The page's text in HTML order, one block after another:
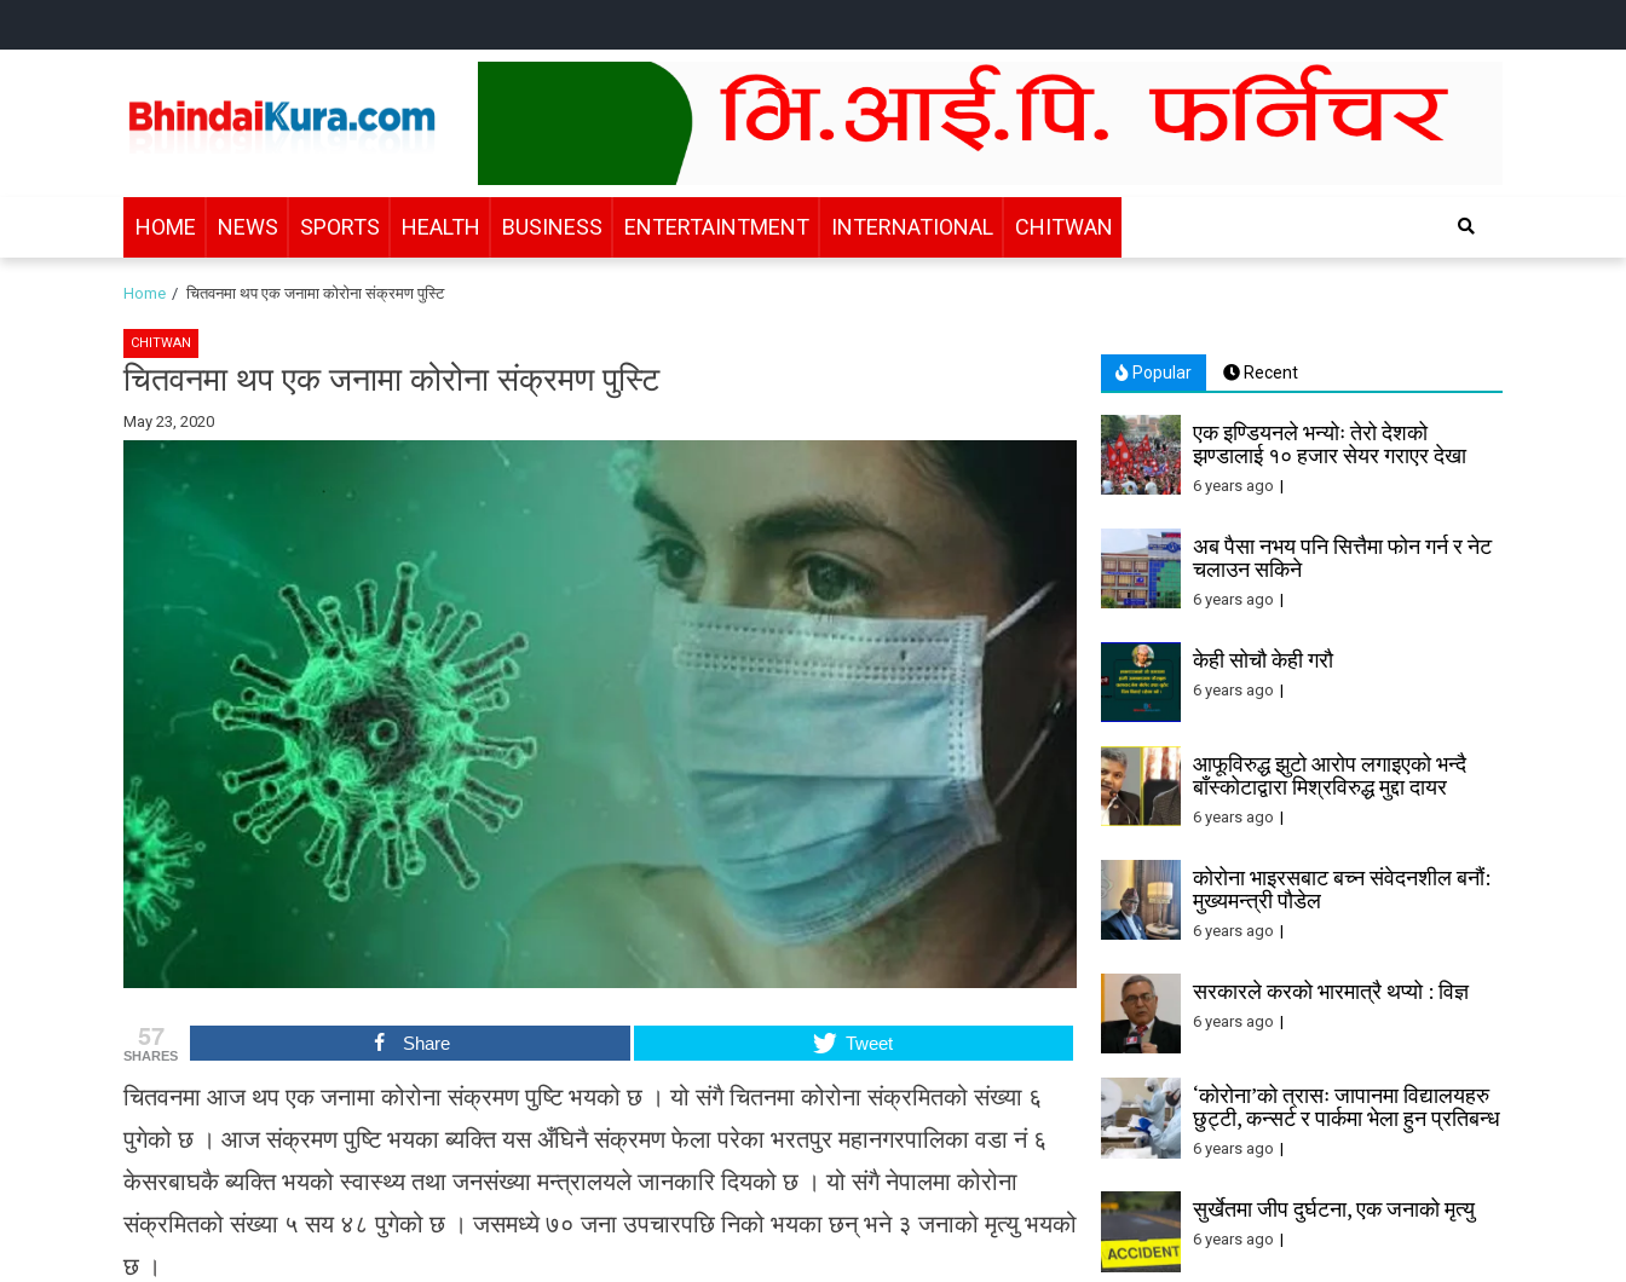
Bhindai Kura
HOME NEWS SPORTS HEALTH BUSINESS ENTERTAINTMENT INTERNATIONAL CHITWAN
Home चितवनमा थप एक जनामा कोरोना संक्रमण पुस्टि
CHITWAN
चितवनमा थप एक जनामा कोरोना संक्रमण पुस्टि
By
Bhindai
May 23, 2020
57
SHARES
Share Tweet
चितवनमा आज थप एक जनामा कोरोना संक्रमण पुष्टि भयको छ । यो संगै चितनमा कोरोना संक्रमितको संख्या ६
पुगेको छ । आज संक्रमण पुष्टि भयका ब्यक्ति यस अँघिनै संक्रमण फेला परेका भरतपुर महानगरपालिका वडा नं ६
केसरबाघकै ब्यक्ति भयको स्वास्थ्य तथा जनसंख्या मन्त्रालयले जानकारि दियको छ । यो संगै नेपालमा कोरोना
संक्रमितको संख्या ५ सय ४८ पुगेको छ । जसमध्ये ७० जना उपचारपछि निको भयका छन् भने ३ जनाको मृत्यु भयको
छ ।
Popular Recent
एक इण्डियनले भन्योः तेरो देशको
झण्डालाई १० हजार सेयर गराएर देखा
6 years ago
अब पैसा नभय पनि सित्तैमा फोन गर्न र नेट
चलाउन सकिने
6 years ago
केही सोचौ केही गरौ
6 years ago
आफूविरुद्ध झुटो आरोप लगाइएको भन्दै
बाँस्कोटाद्वारा मिश्रविरुद्ध मुद्दा दायर
6 years ago
कोरोना भाइरसबाट बच्न संवेदनशील बनौं:
मुख्यमन्त्री पौडेल
6 years ago
सरकारले करको भारमात्रै थप्यो : विज्ञ
6 years ago
‘कोरोना’को त्रासः जापानमा विद्यालयहरु
छुट्टी, कन्सर्ट र पार्कमा भेला हुन प्रतिबन्ध
6 years ago
सुर्खेतमा जीप दुर्घटना, एक जनाको मृत्यु
6 years ago